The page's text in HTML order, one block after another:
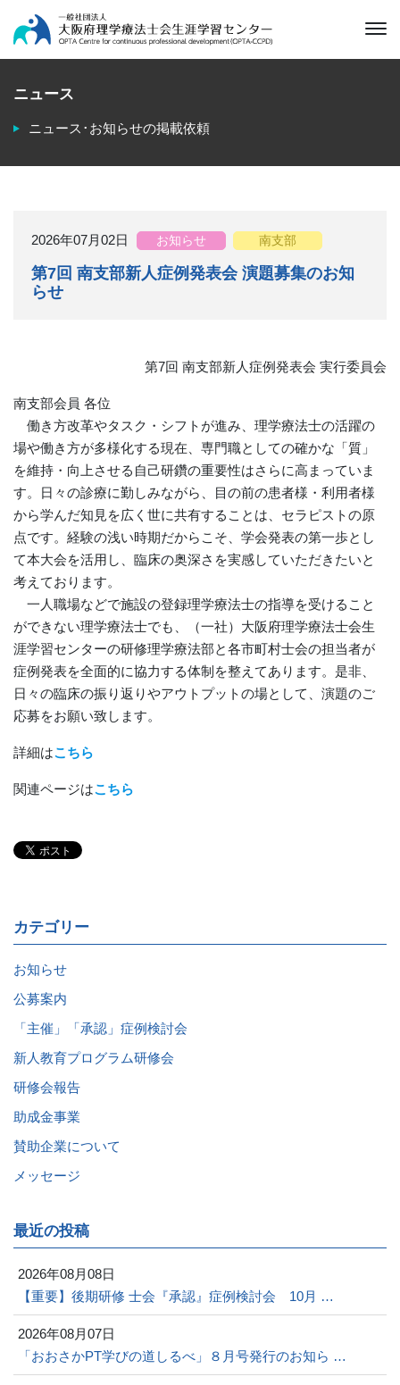
ニュース
ニュース･お知らせの掲載依頼
2026年07月02日 お知らせ 南支部
第7回 南支部新人症例発表会 演題募集のお知
らせ
第7回 南支部新人症例発表会 実行委員会
南支部会員 各位
働き方改革やタスク・シフトが進み、理学療法士の活躍の
場や働き方が多様化する現在、専門職としての確かな「質」
を維持・向上させる自己研鑽の重要性はさらに高まっていま
す。日々の診療に勤しみながら、目の前の患者様・利用者様
から学んだ知見を広く世に共有することは、セラピストの原
点です。経験の浅い時期だからこそ、学会発表の第一歩とし
て本大会を活用し、臨床の奥深さを実感していただきたいと
考えております。
一人職場などで施設の登録理学療法士の指導を受けること
ができない理学療法士でも、（一社）大阪府理学療法士会生
涯学習センターの研修理学療法部と各市町村士会の担当者が
症例発表を全面的に協力する体制を整えてあります。是非、
日々の臨床の振り返りやアウトプットの場として、演題のご
応募をお願い致します。
詳細はこちら
関連ページはこちら
カテゴリー
お知らせ
公募案内
「主催」「承認」症例検討会
新人教育プログラム研修会
研修会報告
助成金事業
賛助企業について
メッセージ
最近の投稿
2026年08月08日
【重要】後期研修 士会『承認』症例検討会 10月 …
2026年08月07日
「おおさかPT学びの道しるべ」８月号発行のお知ら …